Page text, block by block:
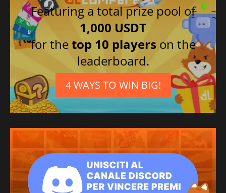
Featuring a total prize pool of
1,000 USDT
for thetop 10 players on the
leaderboard.
4 WAYS TO WIN BIG!